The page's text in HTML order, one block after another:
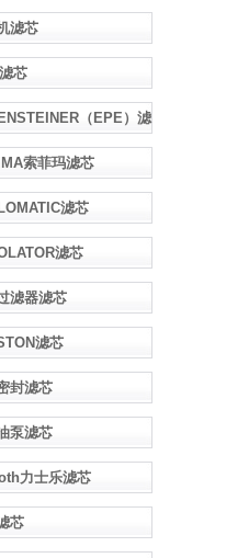
滤芯
芯
（EPE）滤
索菲玛滤芯
滤芯
滤芯
器滤芯
滤芯
滤芯
滤芯
力士乐滤芯
芯